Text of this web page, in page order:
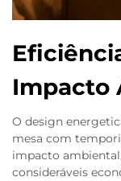
Impacto
O design
mesa com
impacto
consideráveis